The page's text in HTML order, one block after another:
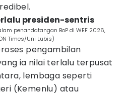
presiden-sentris
penandatangan BoP di WEF 2026,
Times/Uni Lubis)
pengambilan
ia nilai terlalu terpusat
lembaga seperti
(Kemenlu) atau